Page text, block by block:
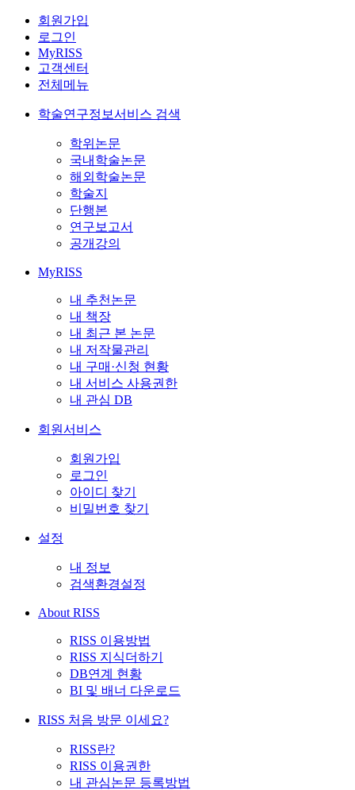
회원가입
로그인
MyRISS
고객센터
전체메뉴
학술연구정보서비스 검색
학위논문
국내학술논문
해외학술논문
학술지
단행본
연구보고서
공개강의
MyRISS
내 추천논문
내 책장
내 최근 본 논문
내 저작물관리
내 구매·신청 현황
내 서비스 사용권한
내 관심 DB
회원서비스
회원가입
로그인
아이디 찾기
비밀번호 찾기
설정
내 정보
검색환경설정
About RISS
RISS 이용방법
RISS 지식더하기
DB연계 현황
BI 및 배너 다운로드
RISS 처음 방문 이세요?
RISS란?
RISS 이용권한
내 관심논문 등록방법